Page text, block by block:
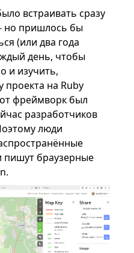
встраивать сразу
но пришлось бы
(или два года
день, чтобы
и изучить,
проекта на Ruby
фреймворк был
разработчиков
люди
пишут браузерные